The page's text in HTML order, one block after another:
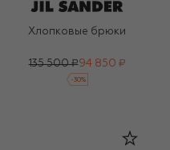
Хлопковые брюки
135 500 ₽94 850 ₽
-30%